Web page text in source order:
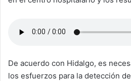
De acuerdo con Hidalgo, es
los esfuerzos para la detección